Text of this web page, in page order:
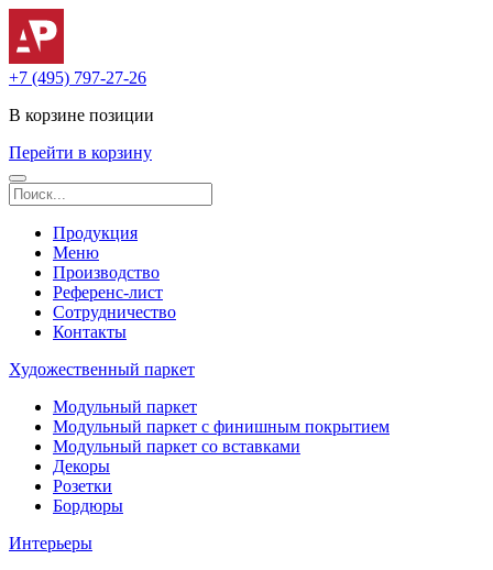
+7 (495) 797-27-26
В корзине позиции
Перейти в корзину
Продукция
Меню
Производство
Референс-лист
Сотрудничество
Контакты
Художественный паркет
Модульный паркет
Модульный паркет с финишным покрытием
Модульный паркет со вставками
Декоры
Розетки
Бордюры
Интерьеры